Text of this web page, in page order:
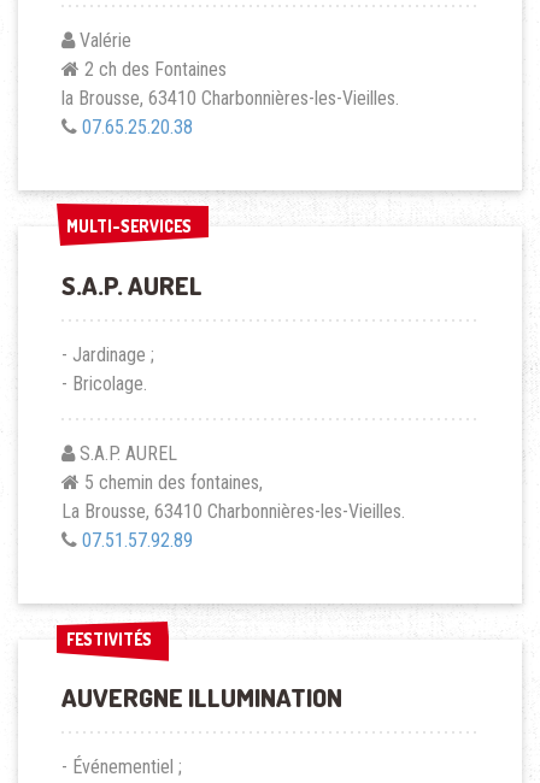
Valérie
2 ch des Fontaines
la Brousse, 63410 Charbonnières-les-Vieilles.
07.65.25.20.38
MULTI-SERVICES
MULTI-SERVICES
S.A.P. AUREL
- Jardinage ;
- Bricolage.
S.A.P. AUREL
5 chemin des fontaines,
La Brousse, 63410 Charbonnières-les-Vieilles.
07.51.57.92.89
FESTIVITÉS
FESTIVITÉS
AUVERGNE ILLUMINATION
- Événementiel ;